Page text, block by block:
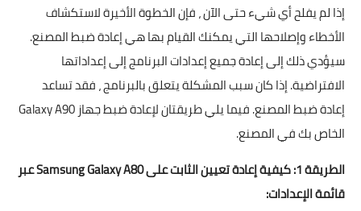
إذا لم يفلح أي شيء حتى الآن ، فإن الخطوة الأخيرة لاستكشاف
الأخطاء وإصلاحها التي يمكنك القيام بها هي إعادة ضبط المصنع.
سيؤدي ذلك إلى إعادة جميع إعدادات البرنامج إلى إعداداتها
الافتراضية. إذا كان سبب المشكلة يتعلق بالبرنامج ، فقد تساعد
إعادة ضبط المصنع. فيما يلي طريقتان لإعادة ضبط جهاز Galaxy A90
الخاص بك في المصنع.
الطريقة 1: كيفية إعادة تعيين الثابت على Samsung Galaxy A80 عبر
قائمة الإعدادات: